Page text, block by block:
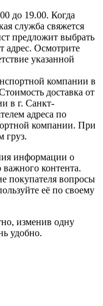
до 19.00. Когда
служба свяжется
предложит выбрать
адрес. Осмотрите
указанной
компании в
доставка от
в г. Санкт-
адреса по
компании. При
груз.
информации о
важного контента.
покупателя вопросы
её по своему
изменив одну
удобно.